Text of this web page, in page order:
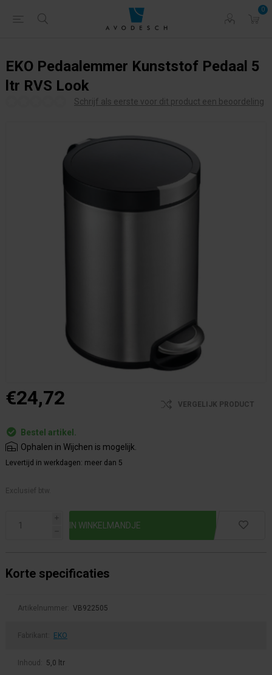
0
EKO Pedaalemmer Kunststof Pedaal 5
ltr RVS Look
Schrijf als eerste voor dit product een beoordeling
€24,72 VERGELIJK PRODUCT
Bestel artikel.
Ophalen in Wijchen is mogelijk.
Levertijd in werkdagen: meer dan 5
Exclusief btw.
i
h
Korte specificaties
Artikelnummer: VB922505
Fabrikant: EKO
Inhoud: 5,0 ltr